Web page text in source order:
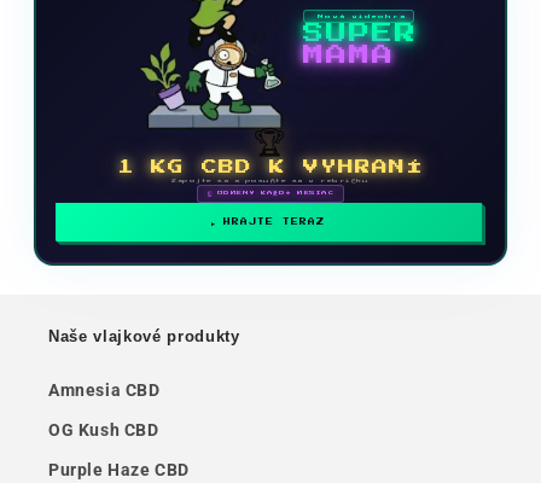
Nová videohra
SUPER
MAMA
🏆
1 KG CBD K VYHRANÍ
Zapojte sa a posuňte sa v rebríčku
🗓 ODMENY KAŽDÝ MESIAC
HRAJTE TERAZ
Naše vlajkové produkty
Amnesia CBD
OG Kush CBD
Purple Haze CBD